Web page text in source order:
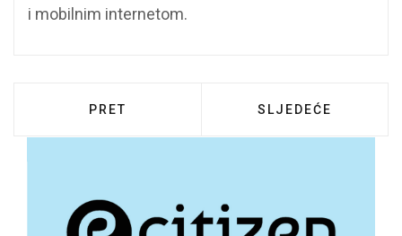
i mobilnim internetom.
PRETHODNI ČLANAK: POTPISAN
PRET SLJEDEĆI
SLJEDEĆE